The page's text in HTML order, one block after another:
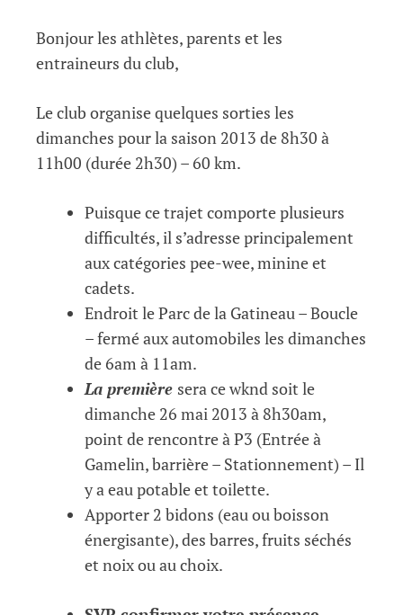
Bonjour les athlètes, parents et les
entraineurs du club,
Le club organise quelques sorties les
dimanches pour la saison 2013 de 8h30 à
11h00 (durée 2h30) – 60 km.
Puisque ce trajet comporte plusieurs
difficultés, il s’adresse principalement
aux catégories pee-wee, minine et
cadets.
Endroit le Parc de la Gatineau – Boucle
– fermé aux automobiles les dimanches
de 6am à 11am.
La première sera ce wknd soit le
dimanche 26 mai 2013 à 8h30am,
point de rencontre à P3 (Entrée à
Gamelin, barrière – Stationnement) – Il
y a eau potable et toilette.
Apporter 2 bidons (eau ou boisson
énergisante), des barres, fruits séchés
et noix ou au choix.